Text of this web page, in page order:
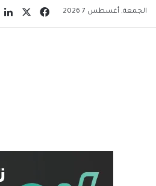
الجمعة, أغسطس 7 2026 فيسبوك